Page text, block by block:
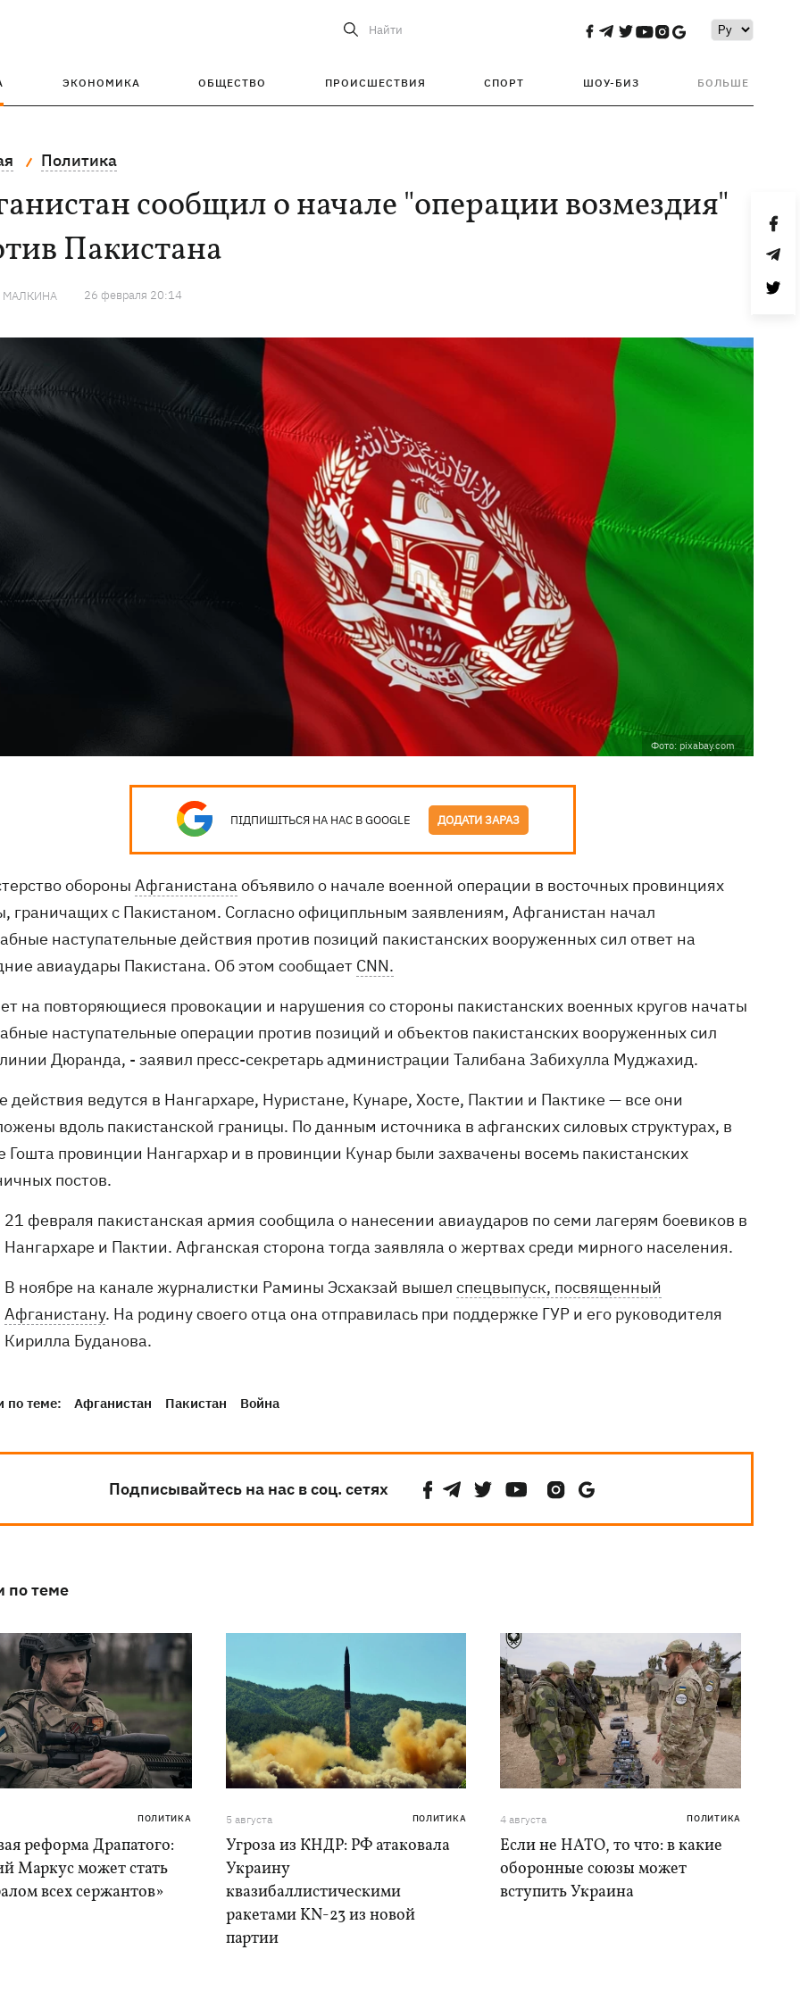
Найти
ЭКОНОМИКА ОБЩЕСТВО ПРОИСШЕСТВИЯ СПОРТ ШОУ-БИЗ БОЛЬШЕ
Политика
сообщил о начале "операции возмездия"
Пакистана
МАЛКИНА 26 февраля 20:14
Фото: pixabay.com
ПІДПИШІТЬСЯ НА НАС В GOOGLE ДОДАТИ ЗАРАЗ
обороны Афганистана объявило о начале военной операции в восточных провинциях
граничащих с Пакистаном. Согласно официпльным заявлениям, Афганистан начал
наступательные действия против позиций пакистанских вооруженных сил ответ на
авиаудары Пакистана. Об этом сообщает CNN.
на повторяющиеся провокации и нарушения со стороны пакистанских военных кругов начаты
наступательные операции против позиций и объектов пакистанских вооруженных сил
Дюранда, - заявил пресс-секретарь администрации Талибана Забихулла Муджахид.
действия ведутся в Нангархаре, Нуристане, Кунаре, Хосте, Пактии и Пактике — все они
вдоль пакистанской границы. По данным источника в афганских силовых структурах, в
Гошта провинции Нангархар и в провинции Кунар были захвачены восемь пакистанских
постов.
21 февраля пакистанская армия сообщила о нанесении авиаударов по семи лагерям боевиков в
Нангархаре и Пактии. Афганская сторона тогда заявляла о жертвах среди мирного населения.
В ноябре на канале журналистки Рамины Эсхакзай вышел спецвыпуск, посвященный
Афганистану. На родину своего отца она отправилась при поддержке ГУР и его руководителя
Кирилла Буданова.
по теме: Афганистан Пакистан Война
Подписывайтесь на нас в соц. сетях
по теме
ПОЛИТИКА
реформа Драпатого:
Маркус может стать
всех сержантов»
5 августа ПОЛИТИКА
Угроза из КНДР: РФ атаковала
Украину
квазибаллистическими
ракетами KN-23 из новой
партии
4 августа ПОЛИТИКА
Если не НАТО, то что: в какие
оборонные союзы может
вступить Украина